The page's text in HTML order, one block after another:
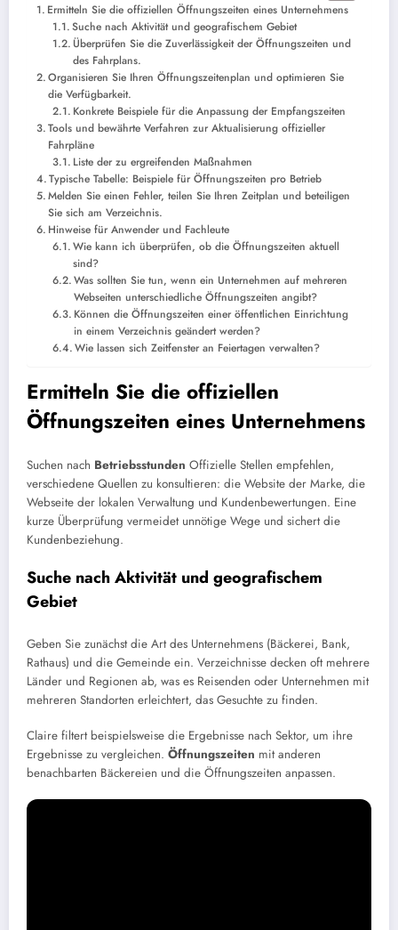
Ermitteln Sie die offiziellen Öffnungszeiten eines Unternehmens
Suche nach Aktivität und geografischem Gebiet
Überprüfen Sie die Zuverlässigkeit der Öffnungszeiten und
des Fahrplans.
Organisieren Sie Ihren Öffnungszeitenplan und optimieren Sie
die Verfügbarkeit.
Konkrete Beispiele für die Anpassung der Empfangszeiten
Tools und bewährte Verfahren zur Aktualisierung offizieller
Fahrpläne
Liste der zu ergreifenden Maßnahmen
Typische Tabelle: Beispiele für Öffnungszeiten pro Betrieb
Melden Sie einen Fehler, teilen Sie Ihren Zeitplan und beteiligen
Sie sich am Verzeichnis.
Hinweise für Anwender und Fachleute
Wie kann ich überprüfen, ob die Öffnungszeiten aktuell
sind?
Was sollten Sie tun, wenn ein Unternehmen auf mehreren
Webseiten unterschiedliche Öffnungszeiten angibt?
Können die Öffnungszeiten einer öffentlichen Einrichtung
in einem Verzeichnis geändert werden?
Wie lassen sich Zeitfenster an Feiertagen verwalten?
Ermitteln Sie die offiziellen
Öffnungszeiten eines Unternehmens
Suchen nach Betriebsstunden Offizielle Stellen empfehlen,
verschiedene Quellen zu konsultieren: die Website der Marke, die
Webseite der lokalen Verwaltung und Kundenbewertungen. Eine
kurze Überprüfung vermeidet unnötige Wege und sichert die
Kundenbeziehung.
Suche nach Aktivität und geografischem
Gebiet
Geben Sie zunächst die Art des Unternehmens (Bäckerei, Bank,
Rathaus) und die Gemeinde ein. Verzeichnisse decken oft mehrere
Länder und Regionen ab, was es Reisenden oder Unternehmen mit
mehreren Standorten erleichtert, das Gesuchte zu finden.
Claire filtert beispielsweise die Ergebnisse nach Sektor, um ihre
Ergebnisse zu vergleichen. Öffnungszeiten mit anderen
benachbarten Bäckereien und die Öffnungszeiten anpassen.